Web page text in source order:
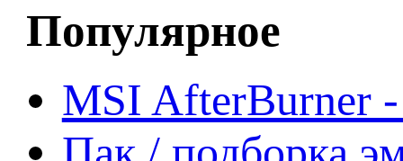
Популярное
MSI AfterBurner